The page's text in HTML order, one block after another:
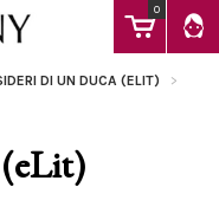
0
DI UN DUCA (ELIT)